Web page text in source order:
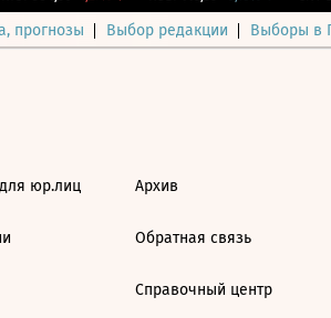
прогнозы Выбор редакции Выборы в
юр.лиц Архив
Обратная связь
Справочный центр